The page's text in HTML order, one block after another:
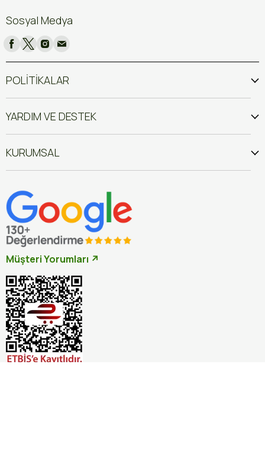
Sosyal Medya
POLİTİKALAR
YARDIM VE DESTEK
KURUMSAL
Müşteri Yorumları ↗